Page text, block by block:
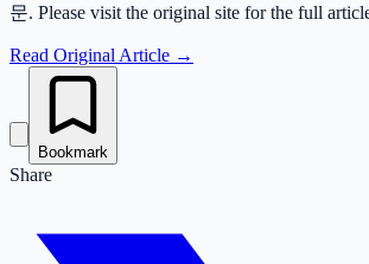
문. Please visit the original site for the full
Read Original Article →
Bookmark
Share